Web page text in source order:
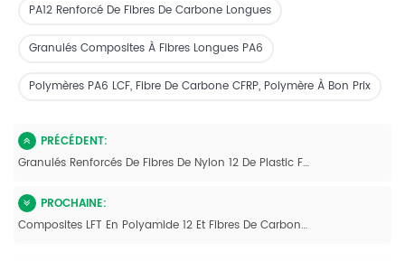
PA12 Renforcé De Fibres De Carbone Longues
Granulés Composites À Fibres Longues PA6
Polymères PA6 LCF, Fibre De Carbone CFRP, Polymère À Bon Prix
PRÉCÉDENT:
Granulés Renforcés De Fibres De Nylon 12 De Plastic Factory
PROCHAINE:
Composites LFT En Polyamide 12 Et Fibres De Carbone Longues, Légers Et Très Résistants